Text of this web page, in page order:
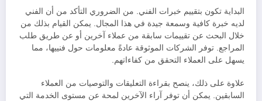
البداية تكون بتقييم خبرات الفني. من الضروري التأكد من أن الفني
لديه خبرة كافية وسمعة جيدة في هذا المجال. يمكن القيام بذلك من
خلال البحث عن تقييمات سابقة من عملاء آخرين أو عن طريق طلب
المراجع. توفر الشركات الموثوقة عادةً معلومات حول فنييها، مما
يسهل على العملاء التحقق من كفاءاتهم.
علاوة على ذلك، ينصح بقراءة التعليقات والتوصيات من العملاء
السابقين. يمكن أن توفر آراء الآخرين لمحة عن مستوى الخدمة التي